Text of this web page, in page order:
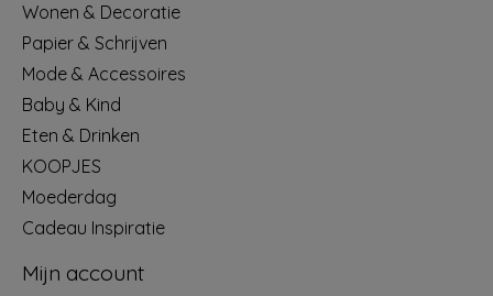
Wonen & Decoratie
Papier & Schrijven
Mode & Accessoires
Baby & Kind
Eten & Drinken
KOOPJES
Moederdag
Cadeau Inspiratie
Mijn account